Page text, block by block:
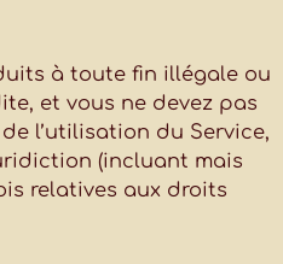
à toute fin illégale ou
et vous ne devez pas
l’utilisation du Service,
(incluant mais
relatives aux droits